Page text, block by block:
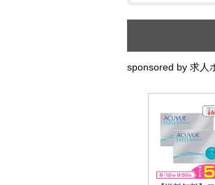
sponsored by 求人